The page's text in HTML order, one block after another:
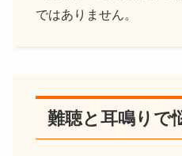
ではありません。
難聴と耳鳴りで